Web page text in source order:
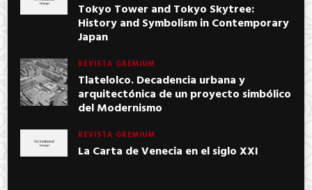
Tokyo Tower and Tokyo Skytree:
History and Symbolism in Contemporary
Japan
REVISTA GREMIUM
Tlatelolco. Decadencia urbana y
arquitectónica de un proyecto simbólico
del Modernismo
REVISTA GREMIUM
La Carta de Venecia en el siglo XXI